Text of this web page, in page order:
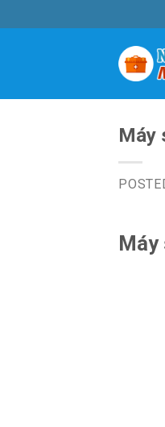
to
Máy
Máy